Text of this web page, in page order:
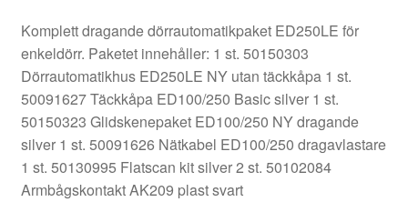
Komplett dragande dörrautomatikpaket ED250LE för
enkeldörr. Paketet innehåller: 1 st. 50150303
Dörrautomatikhus ED250LE NY utan täckkåpa 1 st.
50091627 Täckkåpa ED100/250 Basic silver 1 st.
50150323 Glidskenepaket ED100/250 NY dragande
silver 1 st. 50091626 Nätkabel ED100/250 dragavlastare
1 st. 50130995 Flatscan kit silver 2 st. 50102084
Armbågskontakt AK209 plast svart